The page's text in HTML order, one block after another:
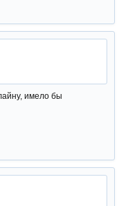
имело бы